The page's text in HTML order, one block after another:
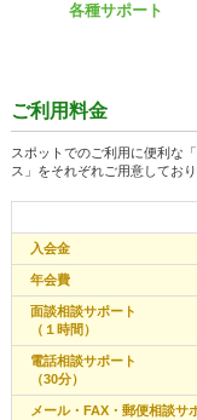
各種サポート
ご利用料金
スポットでのご利用に便利な
ス」をそれぞれご用意しており
入会金
年会費
面談相談サポート
（１時間）
電話相談サポート
（30分）
メール・FAX・郵便相談サ